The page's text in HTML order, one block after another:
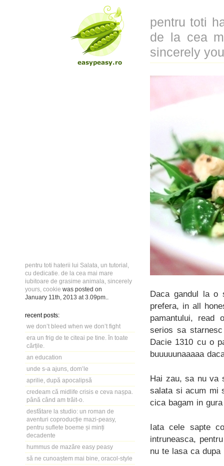
pentru toti haterii lui Salata, un tutorial,
cu dedicatie. de la cea mai mare
iubitoare de grasime animala, sincerely
yours, cookie was posted on
January 11th, 2013 at 3.09pm
recent posts:
we don’t bleed when we don’t fight
era un frig de te citeai pe tine. în toate
cărțile.
an education
unde s-a ajuns, dom’le
aprilie, după apocalipsă
credeam că midlife crisis e ceva nașpa.
până când am trăit-o.
desfătare la studio: un roman de
aventuri coproducție mazi-peasy,
pentru suflete boeme și minți
decadente
hummus de mazăre easy peasy
să ne cunoaștem mai bine, oracol-style
pentru toti
de la cea
sincerely
Daca gandul la o
prefera, in all
pamantului,
serios sa
Dacie 1310 cu o
buuuuunaaaaa
Hai zau, sa nu va
salata si acum mi
cica bagam in
Iata cele sapte
intruneasca,
nu te lasa ca